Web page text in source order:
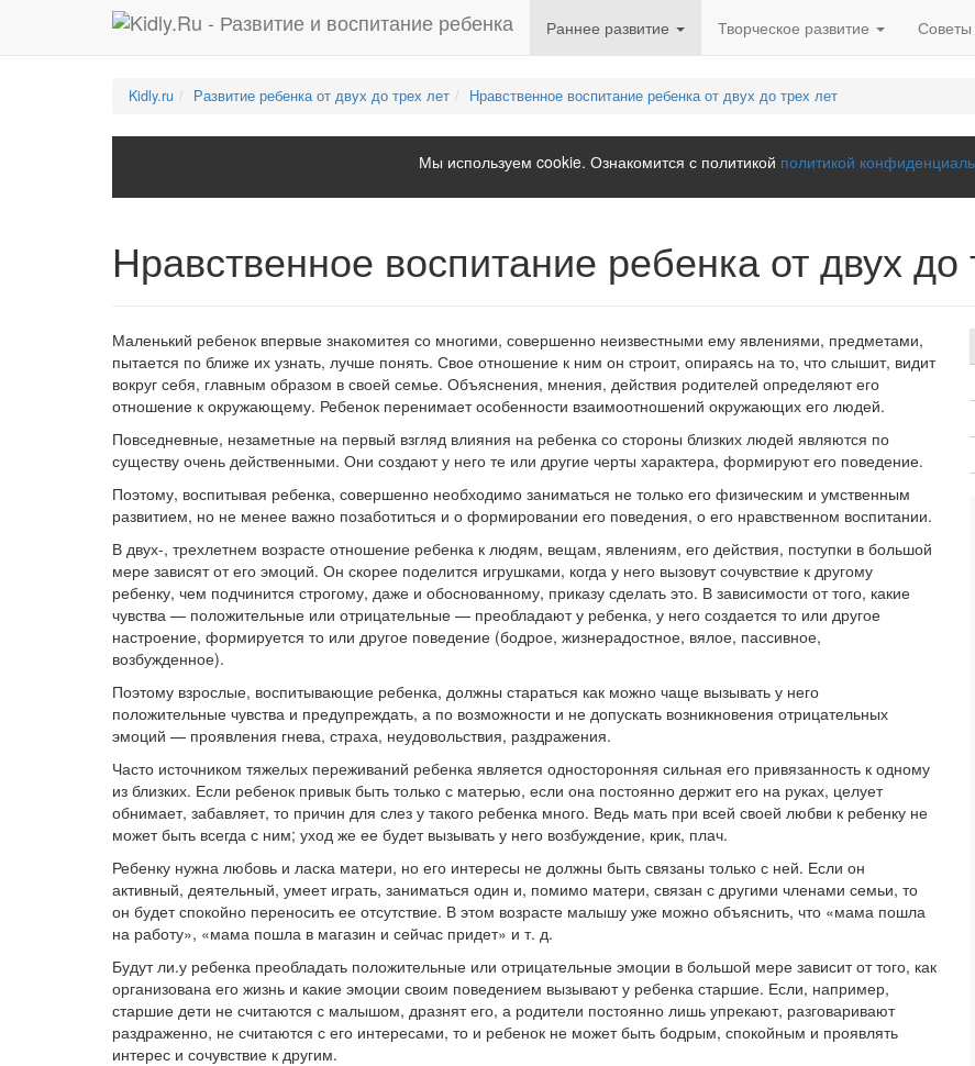
Раннее развитие Творческое развитие Советы
Kidly.ru Развитие ребенка от двух до трех лет Нравственное воспитание ребенка от двух до трех лет
Мы используем cookie. Ознакомится с политикой политикой
Нравственное воспитание ребенка от двух до
Маленький ребенок впервые знакомитея со многими, совершенно неизвестными ему явлениями, предметами,
пытается по ближе их узнать, лучше понять. Свое отношение к ним он строит, опираясь на то, что слышит, видит
вокруг себя, главным образом в своей семье. Объяснения, мнения, действия родителей определяют его
отношение к окружающему. Ребенок перенимает особенности взаимоотношений окружающих его людей.
Повседневные, незаметные на первый взгляд влияния на ребенка со стороны близких людей являются по
существу очень действенными. Они создают у него те или другие черты характера, формируют его поведение.
Поэтому, воспитывая ребенка, совершенно необходимо заниматься не только его физическим и умственным
развитием, но не менее важно позаботиться и о формировании его поведения, о его нравственном воспитании.
В двух-, трехлетнем возрасте отношение ребенка к людям, вещам, явлениям, его действия, поступки в большой
мере зависят от его эмоций. Он скорее поделится игрушками, когда у него вызовут сочувствие к другому
ребенку, чем подчинится строгому, даже и обоснованному, приказу сделать это. В зависимости от того, какие
чувства — положительные или отрицательные — преобладают у ребенка, у него создается то или другое
настроение, формируется то или другое поведение (бодрое, жизнерадостное, вялое, пассивное,
возбужденное).
Поэтому взрослые, воспитывающие ребенка, должны стараться как можно чаще вызывать у него
положительные чувства и предупреждать, а по возможности и не допускать возникновения отрицательных
эмоций — проявления гнева, страха, неудовольствия, раздражения.
Часто источником тяжелых переживаний ребенка является односторонняя сильная его привязанность к одному
из близких. Если ребенок привык быть только с матерью, если она постоянно держит его на руках, целует
обнимает, забавляет, то причин для слез у такого ребенка много. Ведь мать при всей своей любви к ребенку не
может быть всегда с ним; уход же ее будет вызывать у него возбуждение, крик, плач.
Ребенку нужна любовь и ласка матери, но его интересы не должны быть связаны только с ней. Если он
активный, деятельный, умеет играть, заниматься один и, помимо матери, связан с другими членами семьи, то
он будет спокойно переносить ее отсутствие. В этом возрасте малышу уже можно объяснить, что «мама пошла
на работу», «мама пошла в магазин и сейчас придет» и т. д.
Будут ли.у ребенка преобладать положительные или отрицательные эмоции в большой мере зависит от того, как
организована его жизнь и какие эмоции своим поведением вызывают у ребенка старшие. Если, например,
старшие дети не считаются с малышом, дразнят его, а родители постоянно лишь упрекают, разговаривают
раздраженно, не считаются с его интересами, то и ребенок не может быть бодрым, спокойным и проявлять
интерес и сочувствие к другим.